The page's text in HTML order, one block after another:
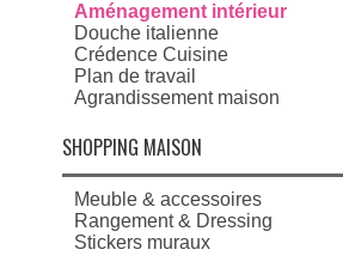
Aménagement intérieur
Douche italienne
Crédence Cuisine
Plan de travail
Agrandissement maison
SHOPPING MAISON
Meuble & accessoires
Rangement & Dressing
Stickers muraux